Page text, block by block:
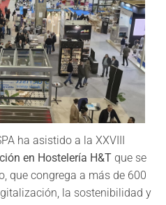
ha asistido a la XXVIII
en Hostelería H&T que se
que congrega a más de 600
la sostenibilidad y